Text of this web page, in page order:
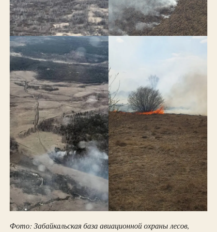
Фото: Забайкальская база авиационной охраны лесов,